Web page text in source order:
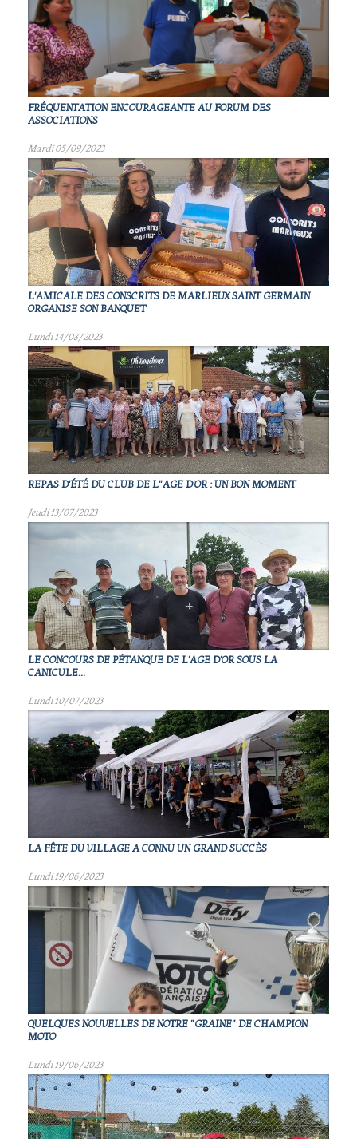
FRÉQUENTATION ENCOURAGEANTE AU FORUM DES
ASSOCIATIONS
Mardi 05/09/2023
L'AMICALE DES CONSCRITS DE MARLIEUX SAINT GERMAIN
ORGANISE SON BANQUET
Lundi 14/08/2023
REPAS D'ÉTÉ DU CLUB DE L"AGE D'OR : UN BON MOMENT
Jeudi 13/07/2023
LE CONCOURS DE PÉTANQUE DE L'AGE D'OR SOUS LA
CANICULE...
Lundi 10/07/2023
LA FÊTE DU VILLAGE A CONNU UN GRAND SUCCÈS
Lundi 19/06/2023
QUELQUES NOUVELLES DE NOTRE "GRAINE" DE CHAMPION
MOTO
Lundi 19/06/2023